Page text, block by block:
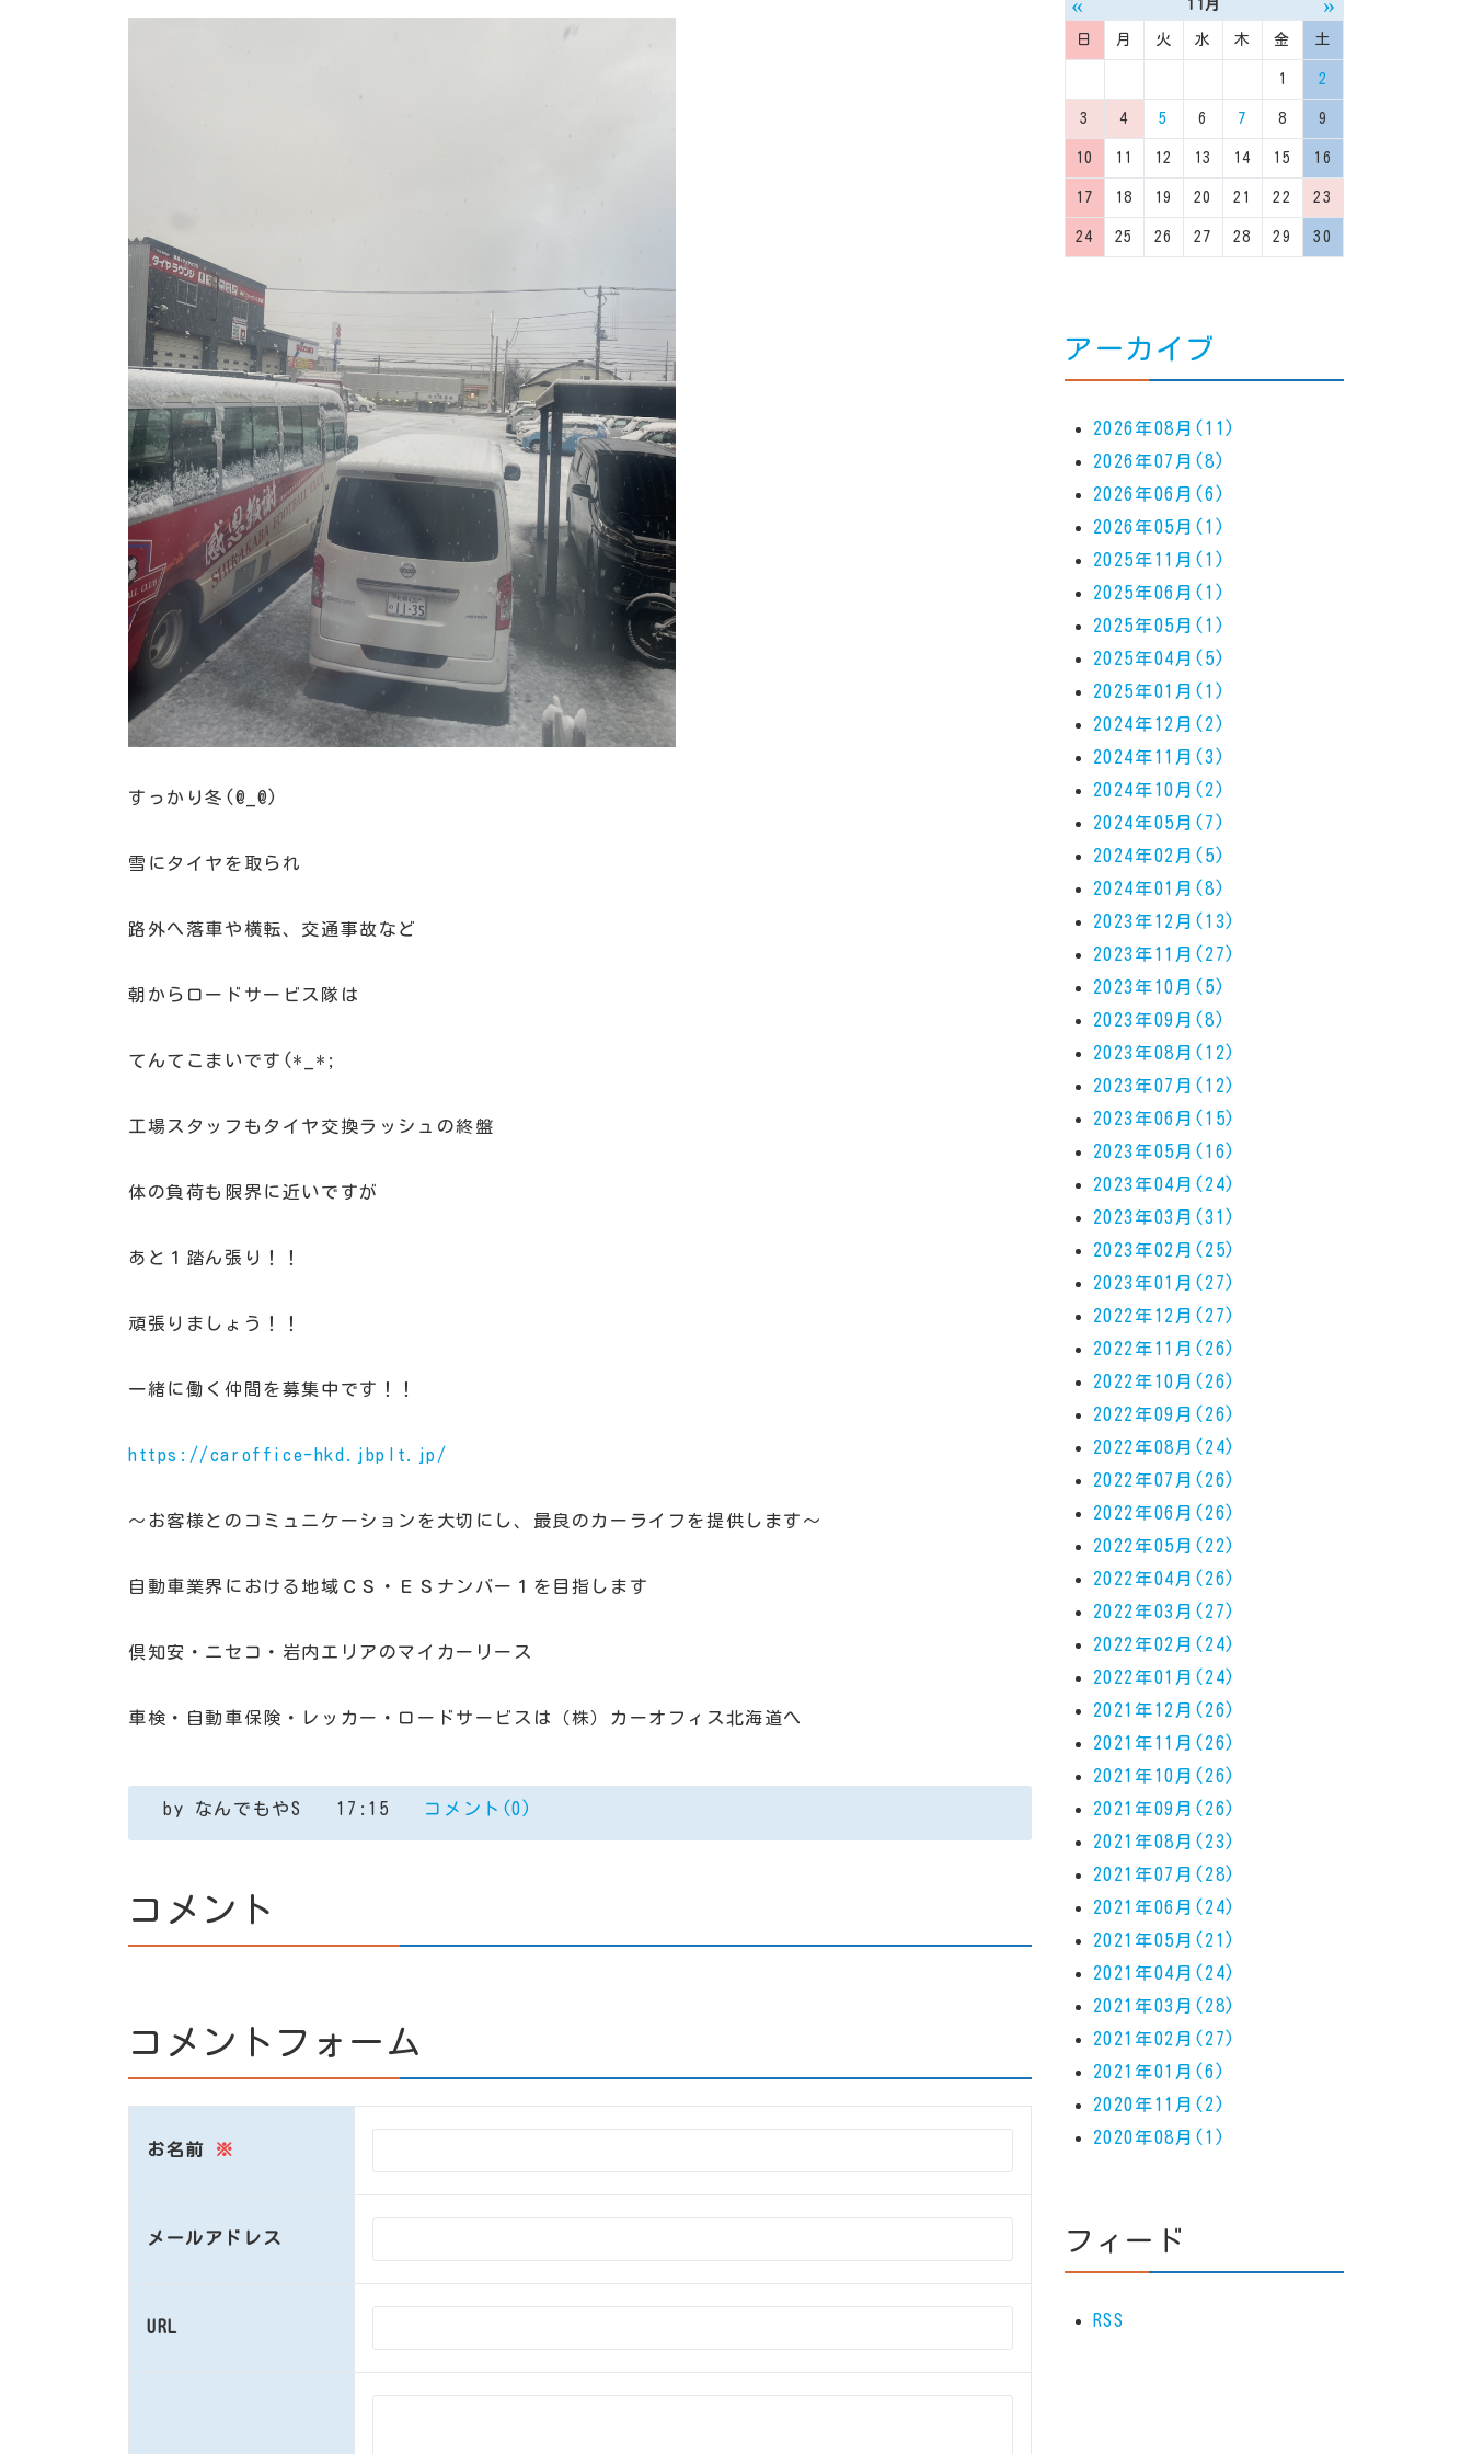
すっかり冬(@_@)
雪にタイヤを取られ
路外へ落車や横転、交通事故など
朝からロードサービス隊は
てんてこまいです(*_*;
工場スタッフもタイヤ交換ラッシュの終盤
体の負荷も限界に近いですが
あと１踏ん張り！！
頑張りましょう！！
一緒に働く仲間を募集中です！！
https://caroffice-hkd.jbplt.jp/
～お客様とのコミュニケーションを大切にし、最良のカーライフを提供します～
自動車業界における地域ＣＳ・ＥＳナンバー１を目指します
倶知安・ニセコ・岩内エリアのマイカーリース
車検・自動車保険・レッカー・ロードサービスは（株）カーオフィス北海道へ
by なんでもやS 17:15 コメント(0)
コメント
コメントフォーム
お名前 ※
メールアドレス
URL
11月
日 月 火 水 木 金 土
1 2
3 4 5 6 7 8 9
10 11 12 13 14 15 16
17 18 19 20 21 22 23
24 25 26 27 28 29 30
アーカイブ
2026年08月(11)
2026年07月(8)
2026年06月(6)
2026年05月(1)
2025年11月(1)
2025年06月(1)
2025年05月(1)
2025年04月(5)
2025年01月(1)
2024年12月(2)
2024年11月(3)
2024年10月(2)
2024年05月(7)
2024年02月(5)
2024年01月(8)
2023年12月(13)
2023年11月(27)
2023年10月(5)
2023年09月(8)
2023年08月(12)
2023年07月(12)
2023年06月(15)
2023年05月(16)
2023年04月(24)
2023年03月(31)
2023年02月(25)
2023年01月(27)
2022年12月(27)
2022年11月(26)
2022年10月(26)
2022年09月(26)
2022年08月(24)
2022年07月(26)
2022年06月(26)
2022年05月(22)
2022年04月(26)
2022年03月(27)
2022年02月(24)
2022年01月(24)
2021年12月(26)
2021年11月(26)
2021年10月(26)
2021年09月(26)
2021年08月(23)
2021年07月(28)
2021年06月(24)
2021年05月(21)
2021年04月(24)
2021年03月(28)
2021年02月(27)
2021年01月(6)
2020年11月(2)
2020年08月(1)
フィード
RSS